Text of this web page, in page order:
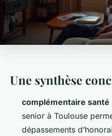
Une synthèse
complémentaire santé
senior à Toulouse
dépassements